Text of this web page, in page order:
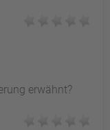
erwähnt?